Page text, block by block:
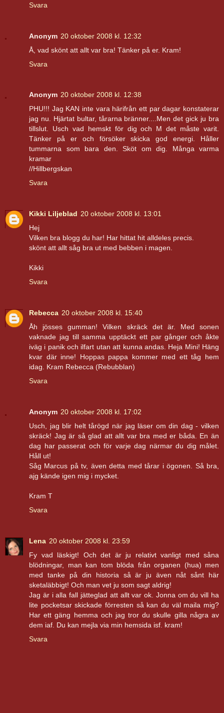
Svara
Anonym 20 oktober 2008 kl. 12:32
Å, vad skönt att allt var bra! Tänker på er. Kram!
Svara
Anonym 20 oktober 2008 kl. 12:38
PHU!!! Jag KAN inte vara härifrån ett par dagar konstaterar
jag nu. Hjärtat bultar, tårarna bränner....Men det gick ju bra
tillslut. Usch vad hemskt för dig och M det måste varit.
Tänker på er och försöker skicka god energi. Håller
tummarna som bara den. Sköt om dig. Många varma
kramar
//Hillbergskan
Svara
Kikki Liljeblad 20 oktober 2008 kl. 13:01
Hej
Vilken bra blogg du har! Har hittat hit alldeles precis.
skönt att allt såg bra ut med bebben i magen.
Kikki
Svara
Rebecca 20 oktober 2008 kl. 15:40
Åh jösses gumman! Vilken skräck det är. Med sonen
vaknade jag till samma upptäckt ett par gånger och åkte
iväg i panik och ilfart utan att kunna andas. Heja Mini! Häng
kvar där inne! Hoppas pappa kommer med ett tåg hem
idag. Kram Rebecca (Rebubblan)
Svara
Anonym 20 oktober 2008 kl. 17:02
Usch, jag blir helt tårögd när jag läser om din dag - vilken
skräck! Jag är så glad att allt var bra med er båda. En än
dag har passerat och för varje dag närmar du dig målet.
Håll ut!
Såg Marcus på tv, även detta med tårar i ögonen. Så bra,
ajg kände igen mig i mycket.
Kram T
Svara
Lena 20 oktober 2008 kl. 23:59
Fy vad läskigt! Och det är ju relativt vanligt med såna
blödningar, man kan tom blöda från organen (hua) men
med tanke på din historia så är ju även nåt sånt här
sketaläbbigt! Och man vet ju som sagt aldrig!
Jag är i alla fall jätteglad att allt var ok. Jonna om du vill ha
lite pocketsar skickade förresten så kan du väl maila mig?
Har ett gäng hemma och jag tror du skulle gilla några av
dem iaf. Du kan mejla via min hemsida isf. kram!
Svara